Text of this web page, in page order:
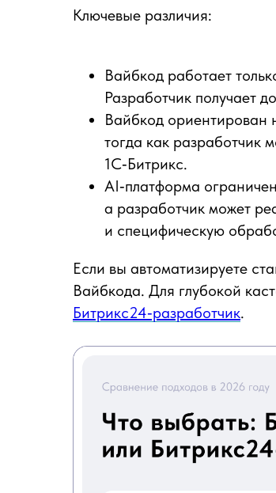
Ключевые различия:
Вайбкод работает
Разработчик получает
Вайбкод ориентирован
тогда как разработчик
1С‑Битрикс.
AI‑платформа
а разработчик может
и специфическую
Если вы автоматизируете
Вайбкода. Для глубокой
Битрикс24‑разработчик.